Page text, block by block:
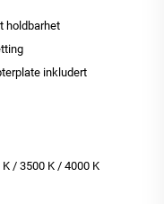
holdbarhet
inkludert
/ 3500 K / 4000 K